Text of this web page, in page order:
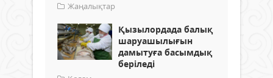
Жаңалықтар
Қызылордада балық
шаруашылығын
дамытуға басымдық
беріледі